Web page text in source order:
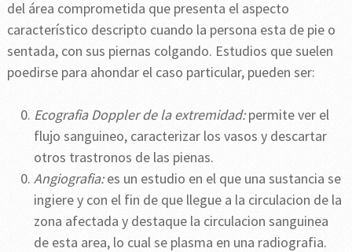
del área comprometida que presenta el aspecto
característico descripto cuando la persona esta de pie o
sentada, con sus piernas colgando. Estudios que suelen
poedirse para ahondar el caso particular, pueden ser:
Ecografia Doppler de la extremidad:permite ver el
flujo sanguineo, caracterizar los vasos y descartar
otros trastronos de las pienas.
Angiografia:es un estudio en el que una sustancia se
ingiere y con el fin de que llegue a la circulacion de la
zona afectada y destaque la circulacion sanguinea
de esta area, lo cual se plasma en una radiografia.